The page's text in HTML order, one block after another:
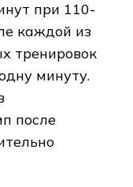
при 110-
каждой из
тренировок
минуту.
после